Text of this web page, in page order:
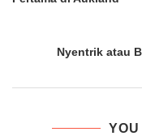
Nyentrik atau